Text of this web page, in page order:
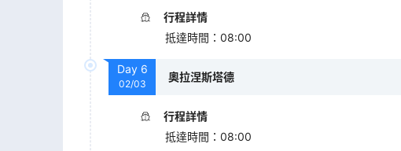
行程詳情
抵達時間 ： 08:00
Day 6
02/03
奧拉涅斯塔德
行程詳情
抵達時間 ： 08:00